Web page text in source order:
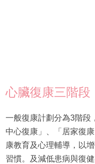
心臟復康三階段
一般復康計劃分為3階段
中心復康」、「居家復
康教育及心理輔導，以
習慣。及減低患病與復